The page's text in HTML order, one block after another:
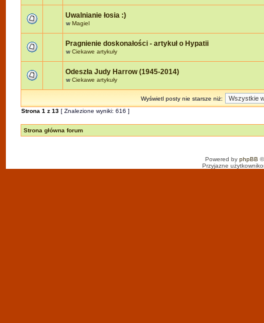
Uwalnianie łosia :)
wMagiel
Pragnienie doskonałości - artykuł o Hypatii
wCiekawe artykuły
Odeszła Judy Harrow (1945-2014)
wCiekawe artykuły
Wyświetl posty nie starsze niż:
Strona 1 z 13 [ Znalezione wyniki: 616 ]
Strona główna forum
Powered by phpBB
Przyjazne